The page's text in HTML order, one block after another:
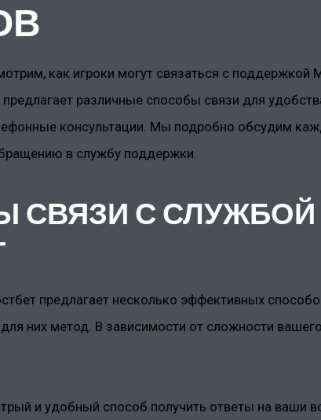
как игроки могут связаться с
различные способы связи для
консультации. Мы подробно обсудим
в службу поддержки.
СВЯЗИ С
предлагает несколько эффективных
них метод. В зависимости от сложности
и удобный способ получить ответы на ваши